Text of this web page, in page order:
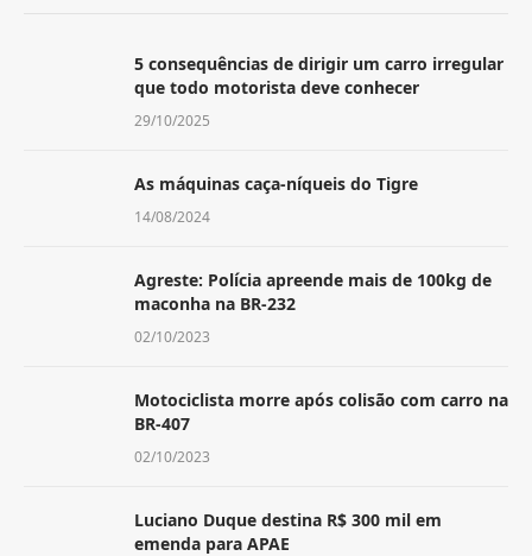
5 consequências de dirigir um carro irregular
que todo motorista deve conhecer
29/10/2025
As máquinas caça-níqueis do Tigre
14/08/2024
Agreste: Polícia apreende mais de 100kg de
maconha na BR-232
02/10/2023
Motociclista morre após colisão com carro na
BR-407
02/10/2023
Luciano Duque destina R$ 300 mil em
emenda para APAE